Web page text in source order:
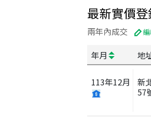
最新實價登
兩年內成交
年月 地
113年12月
新
57